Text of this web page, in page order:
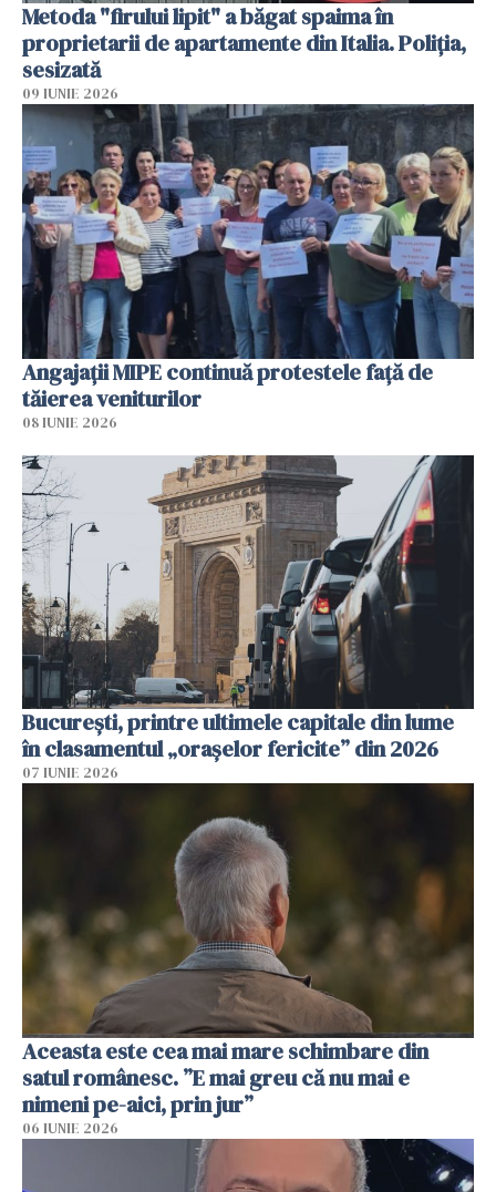
Metoda "firului lipit" a băgat spaima în
proprietarii de apartamente din Italia. Poliția,
sesizată
09 IUNIE 2026
Angajaţii MIPE continuă protestele faţă de
tăierea veniturilor
08 IUNIE 2026
București, printre ultimele capitale din lume
în clasamentul „orașelor fericite” din 2026
07 IUNIE 2026
Aceasta este cea mai mare schimbare din
satul românesc. ”E mai greu că nu mai e
nimeni pe-aici, prin jur”
06 IUNIE 2026